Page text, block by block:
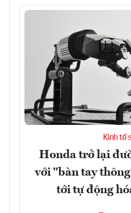
Kinh tế
Honda trở lại
với "bàn tay
tới tự động